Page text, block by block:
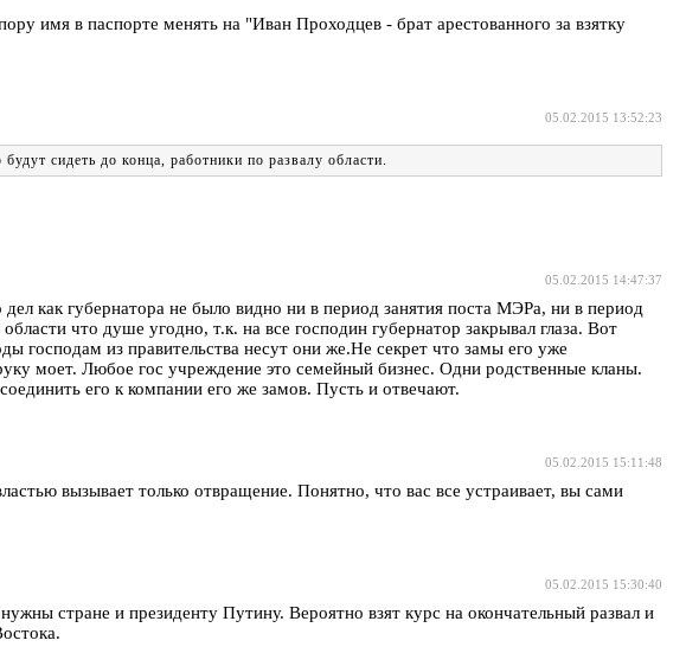
имя в паспорте менять на "Иван Проходцев - брат арестованного за взятку
05.02.2015 13:52:23
сидеть до конца, работники по развалу области.
05.02.2015 14:47:37
как губернатора не было видно ни в период занятия поста МЭРа, ни в период
что душе угодно, т.к. на все господин губернатор закрывал глаза. Вот
господам из правительства несут они же.Не секрет что замы его уже
моет. Любое гос учреждение это семейный бизнес. Одни родственные кланы.
его к компании его же замов. Пусть и отвечают.
05.02.2015 15:11:48
вызывает только отвращение. Понятно, что вас все устраивает, вы сами
05.02.2015 15:30:40
стране и президенту Путину. Вероятно взят курс на окончательный развал и